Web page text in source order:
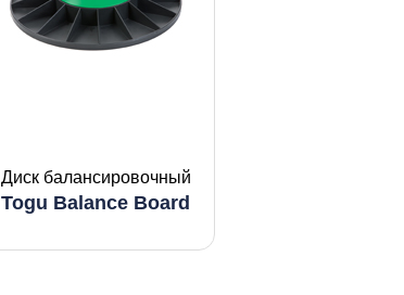
Диск балансировочный
Togu Balance Board